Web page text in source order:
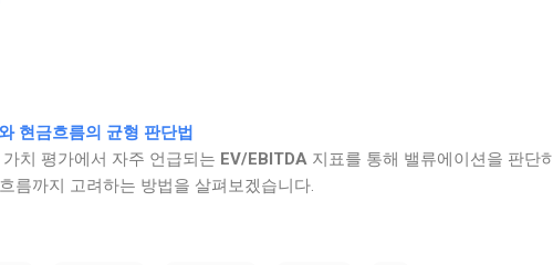
현금흐름의 균형 판단법
치 평가에서 자주 언급되는 EV/EBITDA 지표를 통해 밸류에이션을 판단
름까지 고려하는 방법을 살펴보겠습니다.